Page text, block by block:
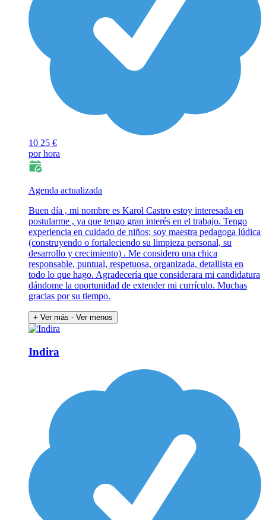
10 25 €
por hora
Agenda actualizada
Buen día , mi nombre es Karol Castro estoy interesada en
postularme , ya que tengo gran interés en el trabajo. Tengo
experiencia en cuidado de niños; soy maestra pedagoga lúdica
(construyendo o fortaleciendo su limpieza personal, su
desarrollo y crecimiento) . Me considero una chica
responsable, puntual, respetuosa, organizada, detallista en
todo lo que hago. Agradecería que considerara mi candidatura
dándome la oportunidad de extender mi currículo. Muchas
gracias por su tiempo.
+ Ver más - Ver menos
Indira